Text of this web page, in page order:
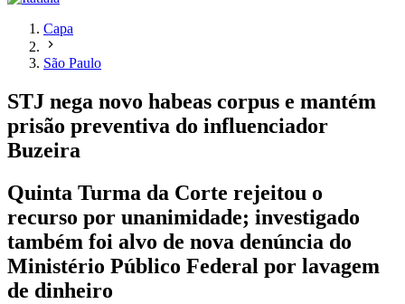
Capa
São Paulo
STJ nega novo habeas corpus e mantém
prisão preventiva do influenciador
Buzeira
Quinta Turma da Corte rejeitou o
recurso por unanimidade; investigado
também foi alvo de nova denúncia do
Ministério Público Federal por lavagem
de dinheiro